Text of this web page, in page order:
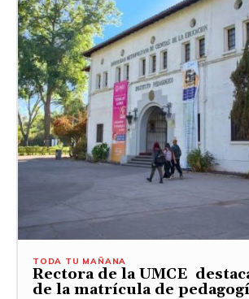
TODA TU MAÑANA
Rectora de la UMCE
de la matrícula de